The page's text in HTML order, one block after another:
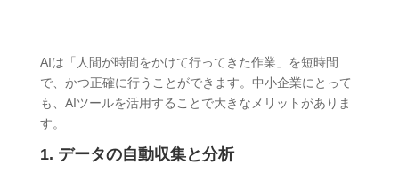
AIは「人間が時間をかけて行ってきた作業」を短時間
で、かつ正確に行うことができます。中小企業にとって
も、AIツールを活用することで大きなメリットがありま
す。
1. データの自動収集と分析